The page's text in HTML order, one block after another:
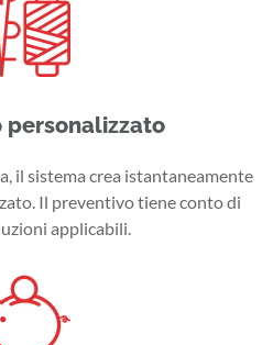
personalizzato
il sistema crea istantaneamente
Il preventivo tiene conto di
applicabili.